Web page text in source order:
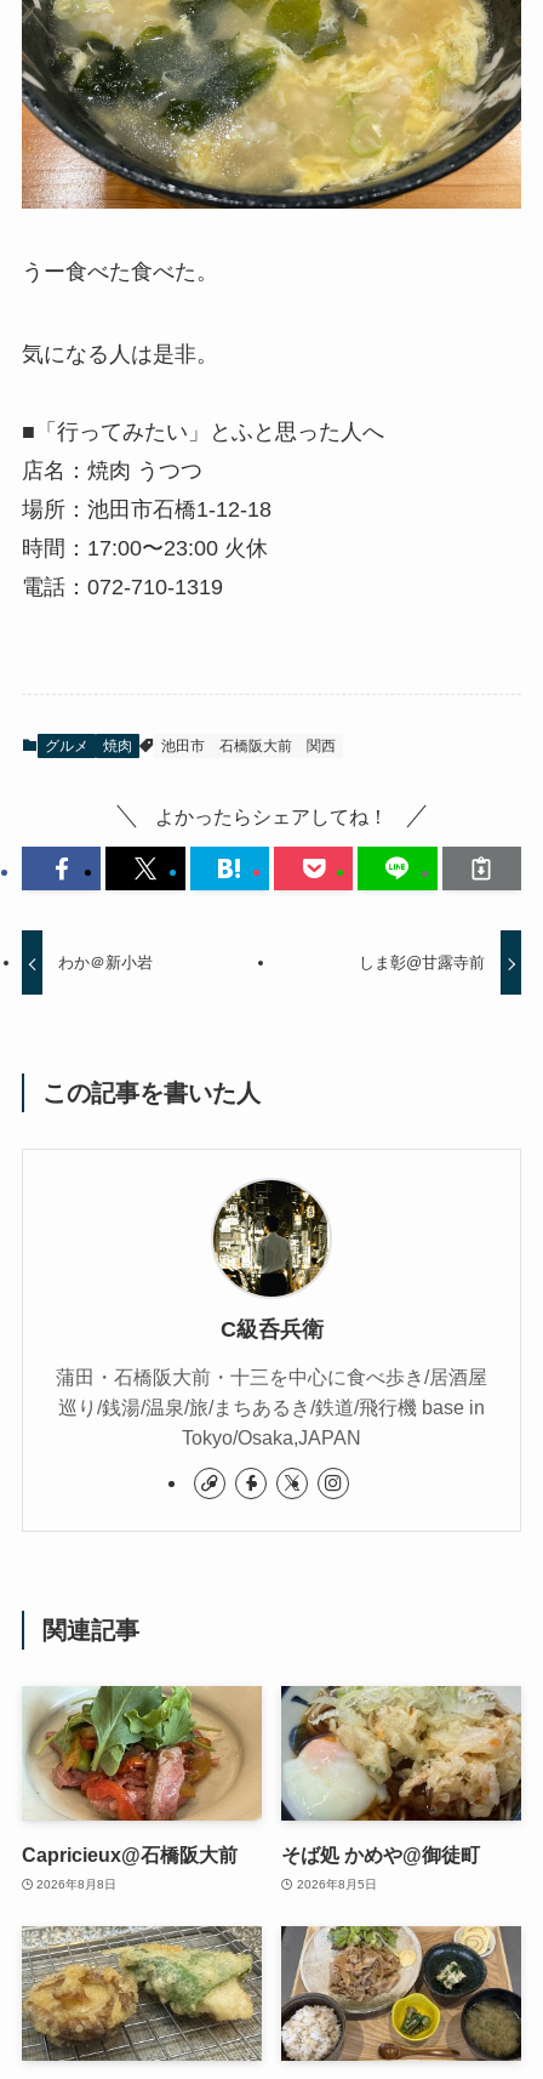
うー食べた食べた。
気になる人は是非。
■「行ってみたい」とふと思った人へ
店名：焼肉 うつつ
場所：池田市石橋1-12-18
時間：17:00〜23:00 火休
電話：072-710-1319
グルメ 焼肉 池田市 石橋阪大前 関西
よかったらシェアしてね！
わか＠新小岩 しま彰@甘露寺前
この記事を書いた人
C級呑兵衛
蒲田・石橋阪大前・十三を中心に食べ歩き/居酒屋
巡り/銭湯/温泉/旅/まちあるき/鉄道/飛行機 base in
Tokyo/Osaka,JAPAN
関連記事
Capricieux@石橋阪大前
2026年8月8日
そば処 かめや@御徒町
2026年8月5日